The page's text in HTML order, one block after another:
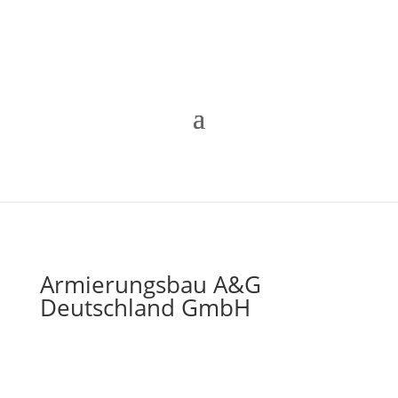
Armierungsbau A&G
Deutschland GmbH